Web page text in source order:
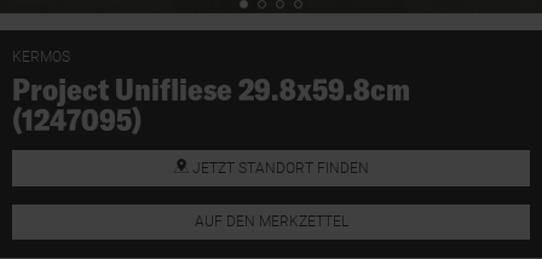
KERMOS
Project Unifliese 29.8x59.8cm
(1247095)
JETZT STANDORT FINDEN
AUF DEN MERKZETTEL